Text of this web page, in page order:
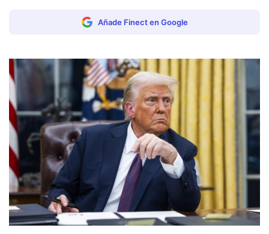
Añade Finect en Google